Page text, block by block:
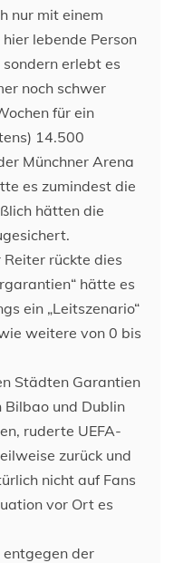
nur mit einem
lebende Person
erlebt es
noch schwer
für ein
14.500
Münchner Arena
es zumindest die
hätten die
rückte dies
hätte es
ein „Leitszenario“
weitere von 0 bis
Städten Garantien
und Dublin
ruderte UEFA-
zurück und
nicht auf Fans
vor Ort es
entgegen der